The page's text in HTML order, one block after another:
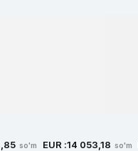
so'm EUR :14 053,18 so'm